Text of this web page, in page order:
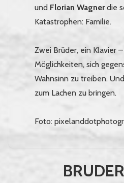
und Florian Wagnerdie
Katastrophen: Familie.
Zwei Brüder, ein Klavier
Möglichkeiten, sich
Wahnsinn zu treiben.
zum Lachen zu bringen.
Foto: